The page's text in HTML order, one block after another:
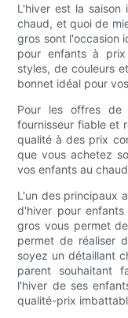
L'hiver est la saison
chaud, et quoi de
gros sont l'occasion
pour enfants à
styles, de couleurs
bonnet idéal pour
Pour les offres
fournisseur fiable et
qualité à des prix
que vous achetez
vos enfants au
L'un des principaux
d'hiver pour
gros vous permet
permet de réaliser
soyez un détaillant
parent souhaitant
l'hiver de ses
qualité-prix